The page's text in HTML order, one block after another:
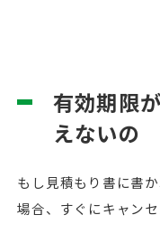
有効期限
えないの
もし見積もり書に書
場合、すぐにキャン